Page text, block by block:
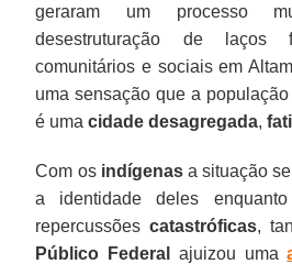
geraram um processo
desestruturação de laços
comunitários e sociais em
uma sensação que a
é umacidade desagregada,
Com osindígenasa situação
a identidade deles enquanto
repercussõescatastróficas,
Público Federal
ajuizou uma